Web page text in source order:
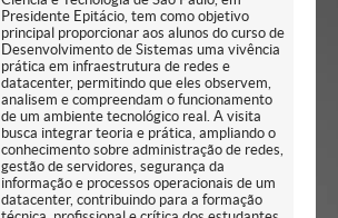
Presidente Epitácio, tem como objetivo
principal proporcionar aos alunos do curso de
Desenvolvimento de Sistemas uma vivência
prática em infraestrutura de redes e
datacenter, permitindo que eles observem,
analisem e compreendam o funcionamento
de um ambiente tecnológico real. A visita
busca integrar teoria e prática, ampliando o
conhecimento sobre administração de redes,
gestão de servidores, segurança da
informação e processos operacionais de um
datacenter, contribuindo para a formação